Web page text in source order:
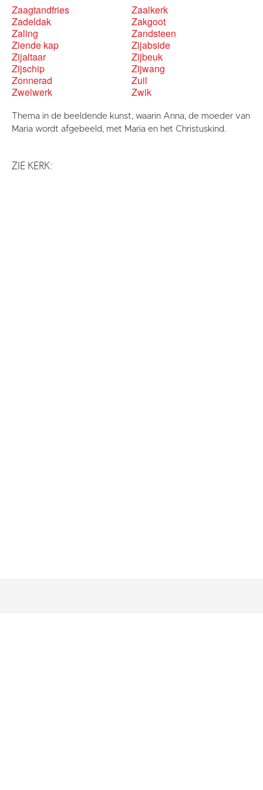
Zaagtandfries
Zaalkerk
Zadeldak
Zakgoot
Zaling
Zandsteen
Ziende kap
Zijabside
Zijaltaar
Zijbeuk
Zijschip
Zijwang
Zonnerad
Zuil
Zwelwerk
Zwik
Thema in de beeldende kunst, waarin Anna, de moeder van
Maria wordt afgebeeld, met Maria en het Christuskind.
ZIE KERK: